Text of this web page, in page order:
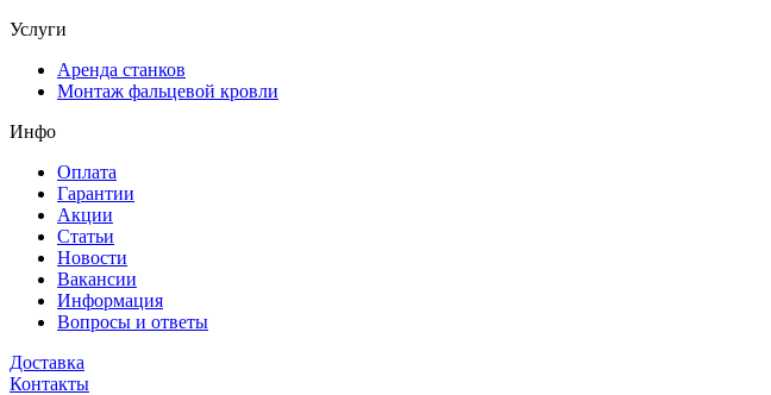
Услуги
Аренда станков
Монтаж фальцевой кровли
Инфо
Оплата
Гарантии
Акции
Статьи
Новости
Вакансии
Информация
Вопросы и ответы
Доставка
Контакты